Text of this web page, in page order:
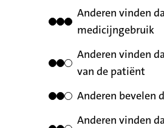
Anderen vinden
medicijngebruik
Anderen vinden
van de patiënt
Anderen bevelen
Anderen vinden